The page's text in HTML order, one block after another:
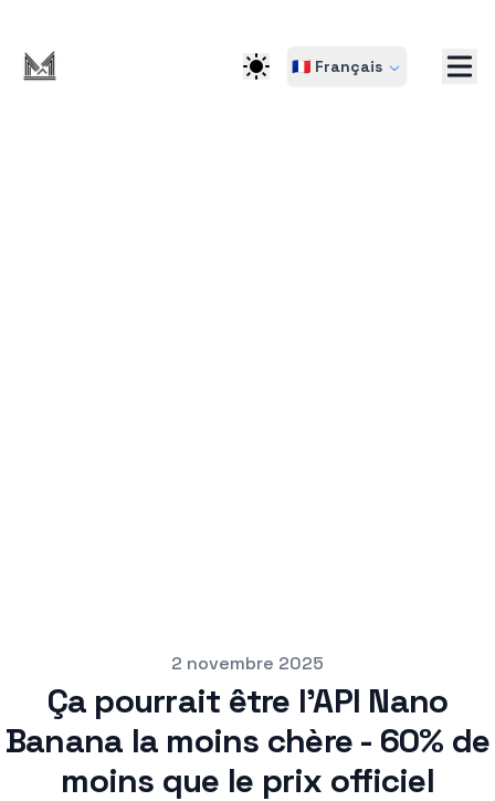
🇫🇷 Français
2 novembre 2025
Ça pourrait être l'API Nano
Banana la moins chère - 60% de
moins que le prix officiel